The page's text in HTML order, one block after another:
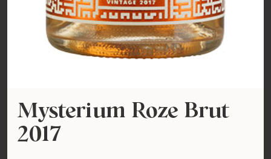
Mysterium Roze Brut
2017